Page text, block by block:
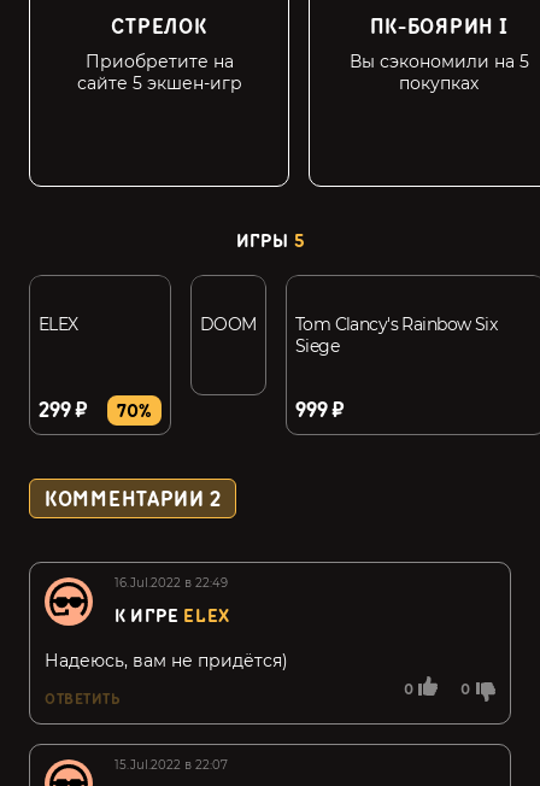
СТРЕЛОК
Приобретите на
сайте 5 экшен-игр
ПК-БОЯРИН I
Вы сэкономили на 5
покупках
ИГРЫ 5
ELEX
299 ₽ 70%
DOOM
Tom Clancy's Rainbow Six
Siege
999 ₽
КОММЕНТАРИИ 2
16.Jul.2022 в 22:49
К ИГРЕ ELEX
0 0
Надеюсь, вам не придётся)
ОТВЕТИТЬ
15.Jul.2022 в 22:07